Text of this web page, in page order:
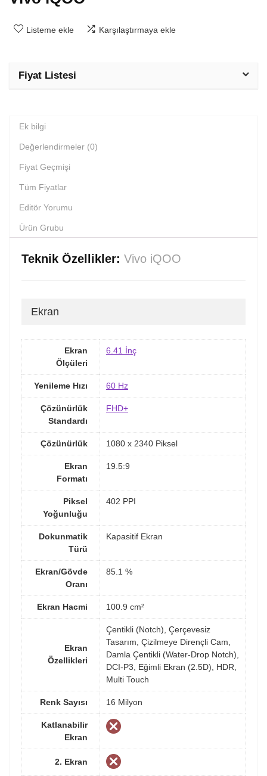
Listeme ekle Karşılaştırmaya ekle
Fiyat Listesi
Ek bilgi
Değerlendirmeler (0)
Fiyat Geçmişi
Tüm Fiyatlar
Editör Yorumu
Ürün Grubu
Teknik Özellikler: Vivo iQOO
Ekran
Ekran
Ölçüleri
6.41 İnç
Yenileme Hızı 60 Hz
Çözünürlük
Standardı
FHD+
Çözünürlük 1080 x 2340 Piksel
Ekran
Formatı
19.5:9
Piksel
Yoğunluğu
402 PPI
Dokunmatik
Türü
Kapasitif Ekran
Ekran/Gövde
Oranı
85.1 %
Ekran Hacmi 100.9 cm²
Ekran
Özellikleri
Çentikli (Notch), Çerçevesiz
Tasarım, Çizilmeye Dirençli Cam,
Damla Çentikli (Water-Drop Notch),
DCI-P3, Eğimli Ekran (2.5D), HDR,
Multi Touch
Renk Sayısı 16 Milyon
Katlanabilir
Ekran
2. Ekran